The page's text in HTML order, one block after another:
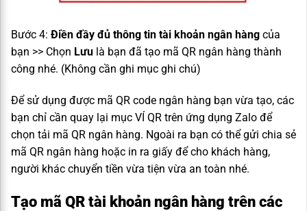
Bước 4: Điền đầy đủ thông tin tài khoản ngân hàng của
bạn >> Chọn Lưu là bạn đã tạo mã QR ngân hàng thành
công nhé. (Không cần ghi mục ghi chú)
Để sử dụng được mã QR code ngân hàng bạn vừa tạo, các
bạn chỉ cần quay lại mục VÍ QR trên ứng dụng Zalo để
chọn tải mã QR ngân hàng. Ngoài ra bạn có thể gửi chia sẻ
mã QR ngân hàng hoặc in ra giấy để cho khách hàng,
người khác chuyển tiền vừa tiện vừa an toàn nhé.
Tạo mã QR tài khoản ngân hàng trên các